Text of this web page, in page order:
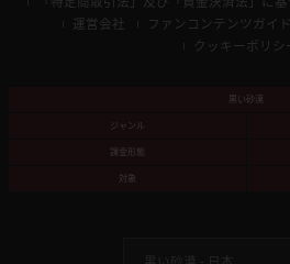
運営会社
ファンコンテンツガイド
クッキーポリシ
黒い砂漠
ジャンル
課金形態
対象